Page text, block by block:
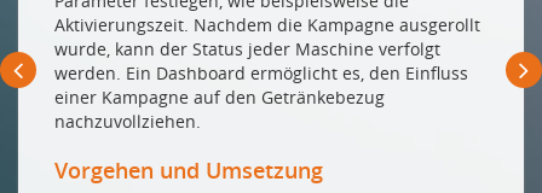
Aktivierungszeit. Nachdem die Kampagne ausgerollt
wurde, kann der Status jeder Maschine verfolgt
werden. Ein Dashboard ermöglicht es, den Einfluss
einer Kampagne auf den Getränkebezug
nachzuvollziehen.
Vorgehen und Umsetzung